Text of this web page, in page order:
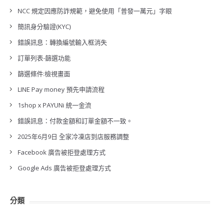
NCC 規定因應防詐規範，避免使用「普發一萬元」字眼
簡訊身分驗證(KYC)
錯誤訊息：轉換編號輸入框消失
訂單列表-篩選功能
篩選條件:檢視畫面
LINE Pay money 預先申請流程
1shop x PAYUNi 統一金流
錯誤訊息：付款金額和訂單金額不一致。
2025年6月9日 全家冷凍店到店服務調整
Facebook 廣告被拒登處理方式
Google Ads 廣告被拒登處理方式
分類